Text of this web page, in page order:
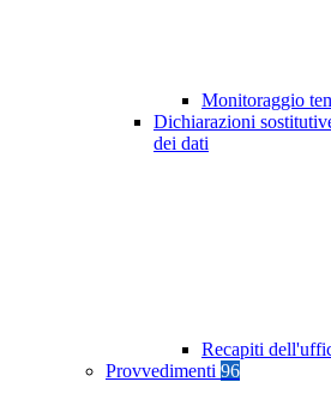
Monitoraggio
Dichiarazioni
dei dati
Recapiti
Provvedimenti 96